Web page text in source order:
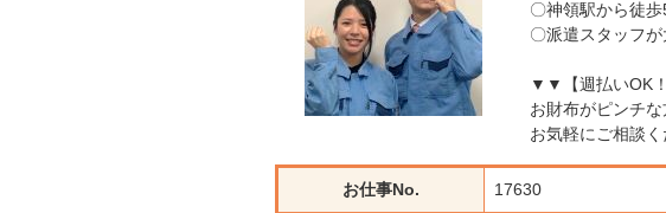
〇神領駅から徒
〇派遣スタッフ
▼▼【週払いOK
お財布がピンチな
お気軽にご相談く
お仕事No. 17630